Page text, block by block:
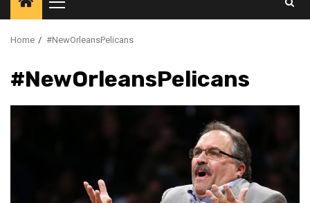
Primary
Menu
Home #NewOrleansPelicans
#NewOrleansPelicans